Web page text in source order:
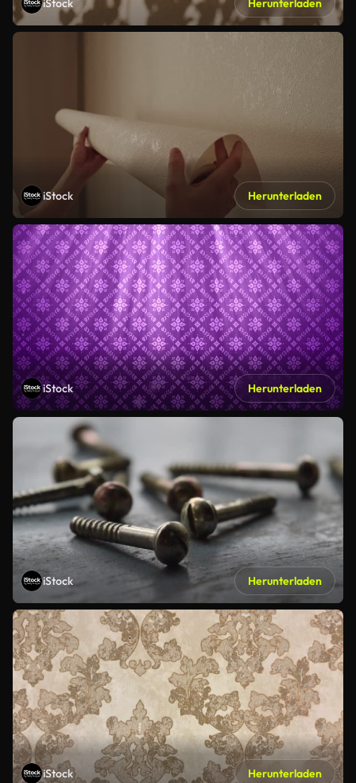
iStock Herunterladen
iStock Herunterladen
iStock Herunterladen
iStock Herunterladen
iStock Herunterladen